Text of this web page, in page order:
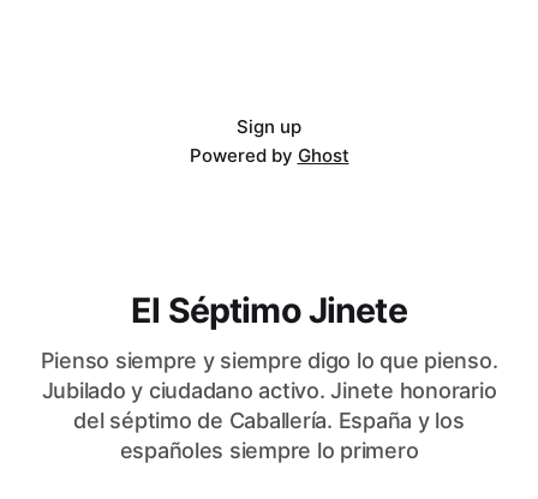
Sign up
Powered by Ghost
El Séptimo Jinete
Pienso siempre y siempre digo lo que pienso.
Jubilado y ciudadano activo. Jinete honorario
del séptimo de Caballería. España y los
españoles siempre lo primero